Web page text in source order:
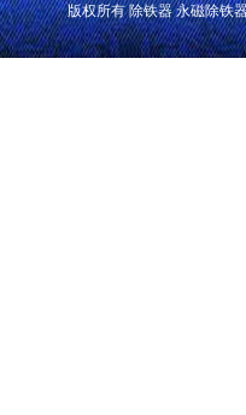
版权所有 除铁器 永磁除铁